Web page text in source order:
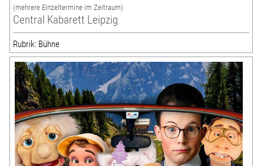
(mehrere Einzeltermine im Zeitraum)
Central Kabarett Leipzig
Rubrik: Bühne